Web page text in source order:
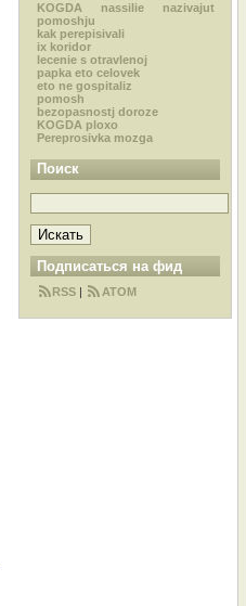
KOGDA nassilie nazivajut
pomoshju
kak perepisivali
ix koridor
lecenie s otravlenoj
papka eto celovek
eto ne gospitaliz
pomosh
bezopasnostj doroze
KOGDA ploxo
Pereprosivka mozga
Поиск
Подписаться на фид
RSS ATOM